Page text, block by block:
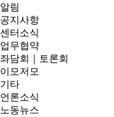
알림
공지사항
센터소식
업무협약
좌담회｜토론회
이모저모
기타
언론소식
노동뉴스